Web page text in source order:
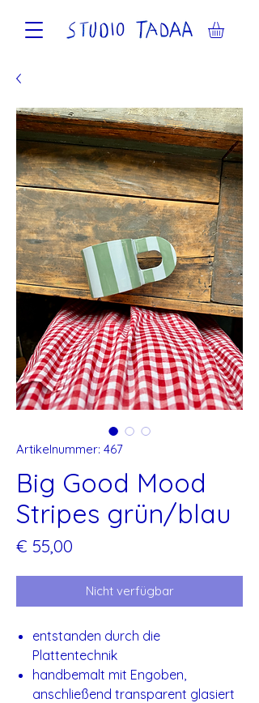
Artikelnummer: 467
Big Good Mood
Stripes grün/blau
€ 55,00
Nicht verfügbar
entstanden durch die
Plattentechnik
handbemalt mit Engoben,
anschließend transparent glasiert